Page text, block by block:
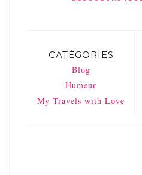
CATÉGORIES
Blog
Humeur
My Travels with Love